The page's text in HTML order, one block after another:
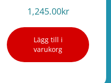
1,245.00kr
Lägg till i
varukorg